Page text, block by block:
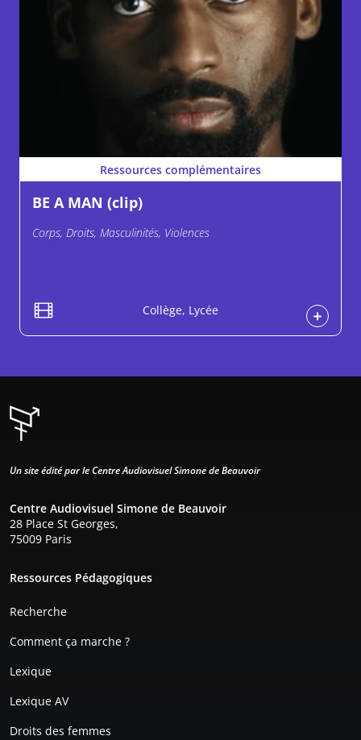
Ressources complémentaires
BE A MAN (clip)
Corps, Droits, Masculinités, Violences
Collège, Lycée
Un site édité par le Centre Audiovisuel Simone de Beauvoir
Centre Audiovisuel Simone de Beauvoir
28 Place St Georges,
75009 Paris
Ressources Pédagogiques
Recherche
Comment ça marche ?
Lexique
Lexique AV
Droits des femmes